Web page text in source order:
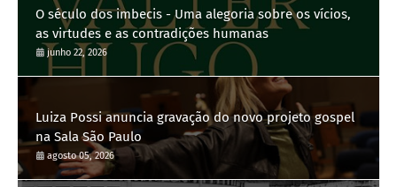
O século dos imbecis - Uma alegoria sobre os vícios,
as virtudes e as contradições humanas
junho 22, 2026
Luiza Possi anuncia gravação do novo projeto gospel
na Sala São Paulo
agosto 05, 2026